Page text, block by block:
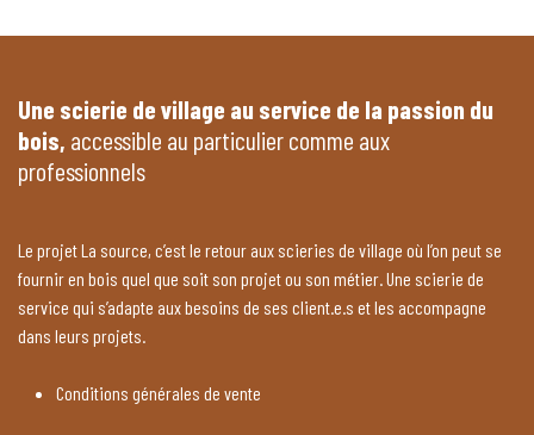
Une scierie de village au service de la passion du
bois, accessible au particulier comme aux
professionnels
Le projet La source, c’est le retour aux scieries de village où l’on peut se
fournir en bois quel que soit son projet ou son métier. Une scierie de
service qui s’adapte aux besoins de ses client.e.s et les accompagne
dans leurs projets.
Conditions générales de vente